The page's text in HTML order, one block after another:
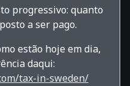
progressivo: quanto
a ser pago.
estão hoje em dia,
daqui:
tax-in-sweden/